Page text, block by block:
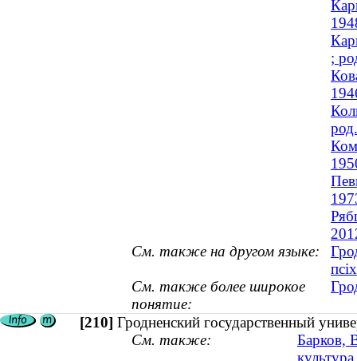
;
См. также на другом языке:
См. также более широкое
понятие:
[210] Гродненский государственный
См. также:
Барков,